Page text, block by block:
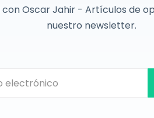
Oscar Jahir - Artículos de
nuestro newsletter.